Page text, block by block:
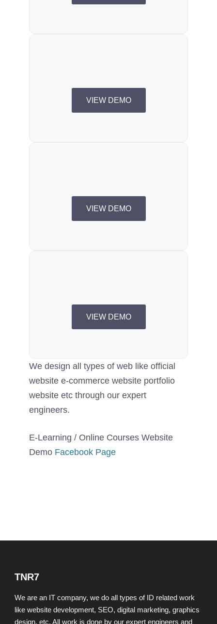
VIEW DEMO
VIEW DEMO
VIEW DEMO
We design all types of web like official
website e-commerce website portfolio
website etc through our expert
engineers.
E-Learning / Online Courses Website
Demo Facebook Page
TNR7
We are an IT company, we do all types of ID related work
like website development, SEO, digital marketing, graphics
design, etc. All work is done by our expert engineers and